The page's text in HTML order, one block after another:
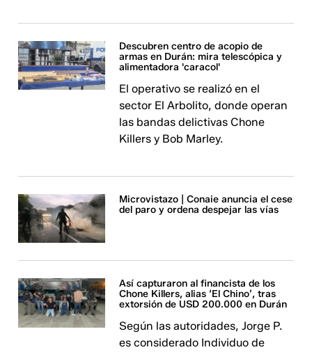
Descubren centro de acopio de
armas en Durán: mira telescópica y
alimentadora 'caracol'
El operativo se realizó en el
sector El Arbolito, donde operan
las bandas delictivas Chone
Killers y Bob Marley.
Microvistazo | Conaie anuncia el cese
del paro y ordena despejar las vías
Así capturaron al financista de los
Chone Killers, alias ‘El Chino’, tras
extorsión de USD 200.000 en Durán
Según las autoridades, Jorge P.
es considerado Individuo de